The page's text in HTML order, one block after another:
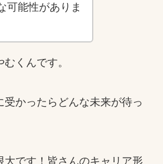
可能性がありま
くんです。
受かったらどんな未来が待っ
大です！皆さんのキャリア形